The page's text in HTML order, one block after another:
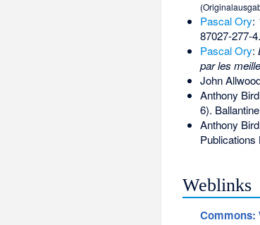
Pascal Ory:
87027-277-4.
Pascal Ory:
par les
John
Anthony
6).
Anthony
Publications
Weblinks
Commons: